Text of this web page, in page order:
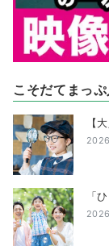
こそだてまっ
【
「